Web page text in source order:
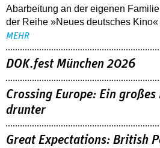
Abarbeitung an der eigenen
der Reihe »Neues deutsches
MEHR
DOK.fest München 2026
Crossing Europe: Ein
drunter
Great Expectations: British